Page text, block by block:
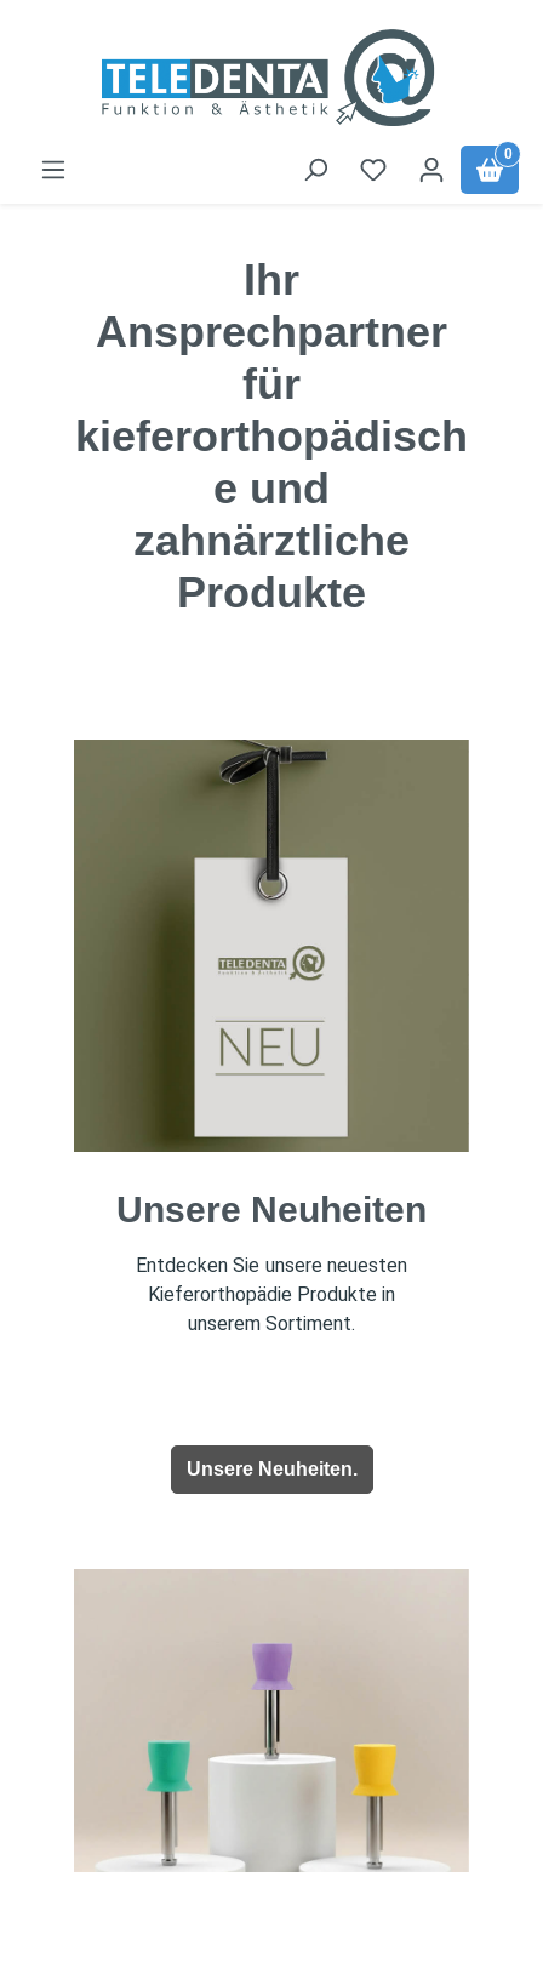
0
Ihr
Ansprechpartner
für
kieferorthopädisch
e und
zahnärztliche
Produkte
Unsere Neuheiten
Entdecken Sie unsere neuesten
Kieferorthopädie Produktein
unserem Sortiment.
Unsere Neuheiten.